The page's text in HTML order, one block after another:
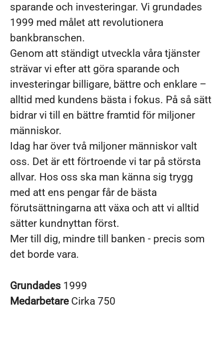
sparande och investeringar. Vi grundades
1999 med målet att revolutionera
bankbranschen.
Genom att ständigt utveckla våra tjänster
strävar vi efter att göra sparande och
investeringar billigare, bättre och enklare –
alltid med kundens bästa i fokus. På så sätt
bidrar vi till en bättre framtid för miljoner
människor.
Idag har över två miljoner människor valt
oss. Det är ett förtroende vi tar på största
allvar. Hos oss ska man känna sig trygg
med att ens pengar får de bästa
förutsättningarna att växa och att vi alltid
sätter kundnyttan först.
Mer till dig, mindre till banken - precis som
det borde vara.
Grundades 1999
Medarbetare Cirka 750